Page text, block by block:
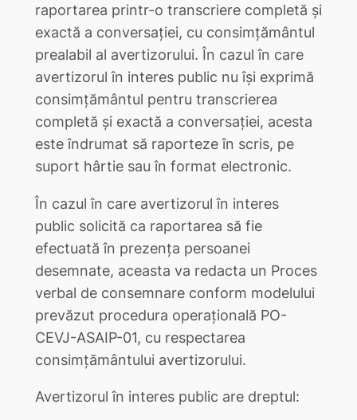
raportarea printr-o transcriere completă şi
exactă a conversaţiei, cu consimțământul
prealabil al avertizorului. În cazul în care
avertizorul în interes public nu îşi exprimă
consimţământul pentru transcrierea
completă și exactă a conversației, acesta
este îndrumat să raporteze în scris, pe
suport hârtie sau în format electronic.
În cazul în care avertizorul în interes
public solicită ca raportarea să fie
efectuată în prezența persoanei
desemnate, aceasta va redacta un Proces
verbal de consemnare conform modelului
prevăzut procedura operațională PO-
CEVJ-ASAIP-01, cu respectarea
consimțământului avertizorului.
Avertizorul în interes public are dreptul: